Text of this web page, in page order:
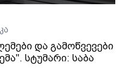
და გამოწვევები
სტუმარი: საბა